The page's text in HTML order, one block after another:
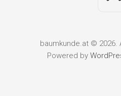
baumkunde.at © 2026.
Powered by